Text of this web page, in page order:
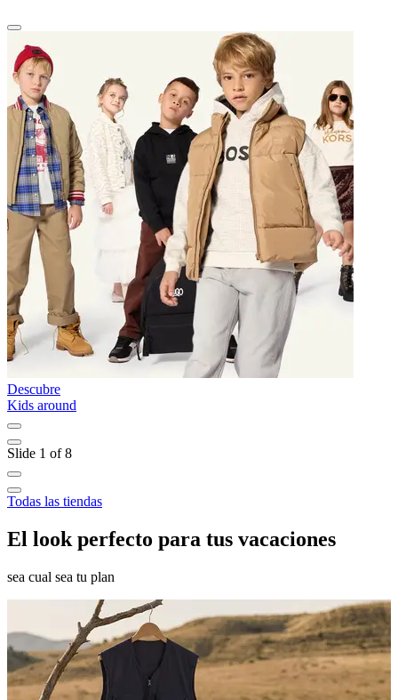
Descubre
Kids around
Slide 1 of 8
Todas las tiendas
El look perfecto para tus vacaciones
sea cual sea tu plan